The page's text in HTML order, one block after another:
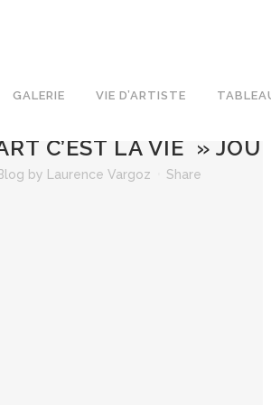
GALERIE VIE D’ARTISTE
C’EST LA VIE »
by Laurence Vargoz Share